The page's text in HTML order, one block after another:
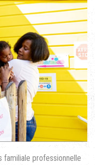
familiale professionnelle